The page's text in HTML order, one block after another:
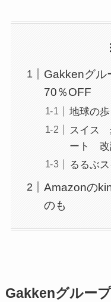
Gakkenグ
70％OFF
地球の
スイス
ート
るるぶス
Amazonの
のも
Gakkenグルー